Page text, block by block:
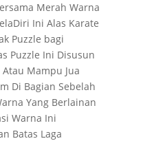
Merah Warna
Ini Alas Karate
Puzzle bagi
Puzzle Ini Disusun
Mampu Jua
Di Bagian Sebelah
Yang Berlainan
Warna Ini
Batas Laga